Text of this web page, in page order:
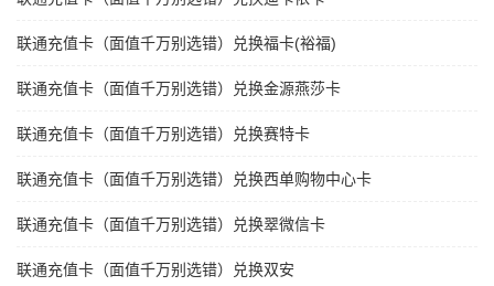
联通充值卡（面值千万别选错）兑换福卡(裕福)
联通充值卡（面值千万别选错）兑换金源燕莎卡
联通充值卡（面值千万别选错）兑换赛特卡
联通充值卡（面值千万别选错）兑换西单购物中心卡
联通充值卡（面值千万别选错）兑换翠微信卡
联通充值卡（面值千万别选错）兑换双安